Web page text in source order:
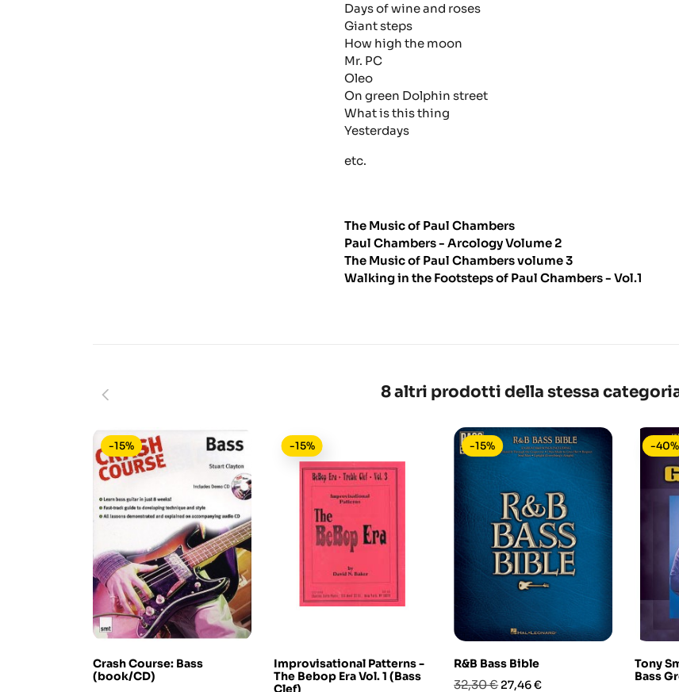
Days of wine and roses
Giant steps
How high the moon
Mr. PC
Oleo
On green Dolphin street
What is this thing
Yesterdays
etc.
The Music of Paul Chambers
Paul Chambers - Arcology Volume 2
The Music of Paul Chambers volume 3
Walking in the Footsteps of Paul Chambers - Vol.1
8 altri prodotti della stessa
Crash Course: Bass
(book/CD)
-15%
Improvisational Patterns -
The Bebop Era Vol. 1 (Bass
Clef)
-15%
R&B Bass Bible
Prezzo
32,30 € Prezzo
27,46 €
-15%
Tony
Bass
-40%